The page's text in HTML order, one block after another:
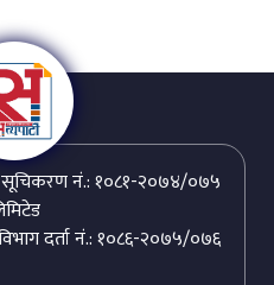
सूचिकरण नं.: १०८१-२०७४/०७५
दर्ता नं.: १०८६-२०७५/०७६